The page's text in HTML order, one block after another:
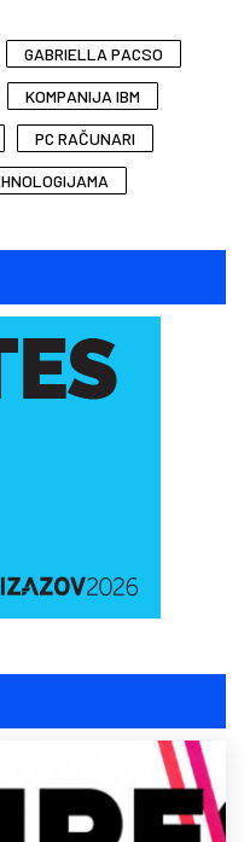
GABRIELLA PACSO
KOMPANIJA IBM
PC RAČUNARI